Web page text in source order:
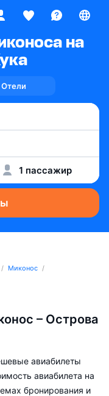
на
Отели
1 пассажир
Миконос
– Острова
авиабилеты
авиабилета на
бронирования и